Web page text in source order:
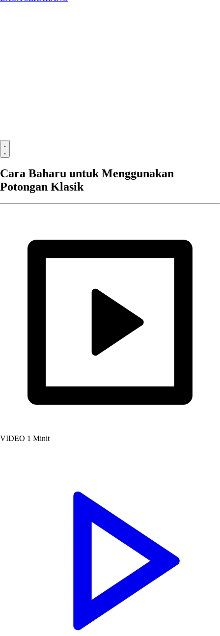
Cara Baharu untuk Menggunakan
Potongan Klasik
VIDEO 1 Minit